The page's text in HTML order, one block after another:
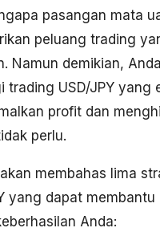
pasangan mata
peluang trading
Namun demikian,
trading USD/JPY yang
profit dan
perlu.
membahas lima
yang dapat membantu
Anda: